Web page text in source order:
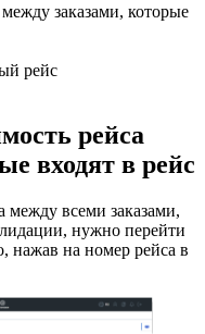
заказами, которые
рейс
рейса
входят в рейс
между всеми заказами,
нужно перейти
нажав на номер рейса в